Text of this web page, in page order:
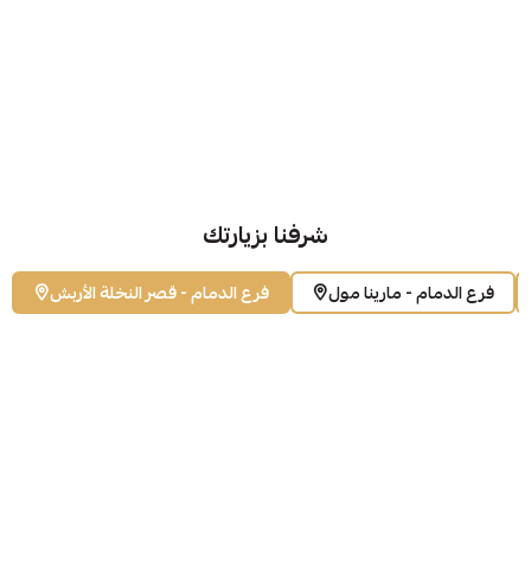
شرفنا بزيارتك
فرع الدمام - قصر النخلة الأربش فرع الدمام - مارينا مول